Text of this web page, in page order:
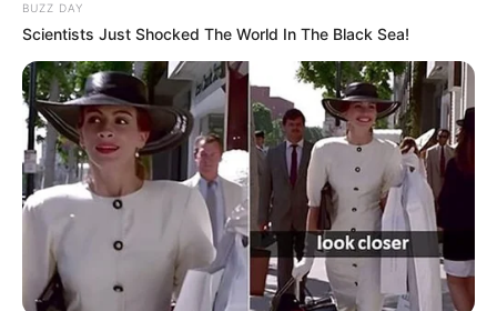
BUZZ DAY
Scientists Just Shocked The World In The Black Sea!